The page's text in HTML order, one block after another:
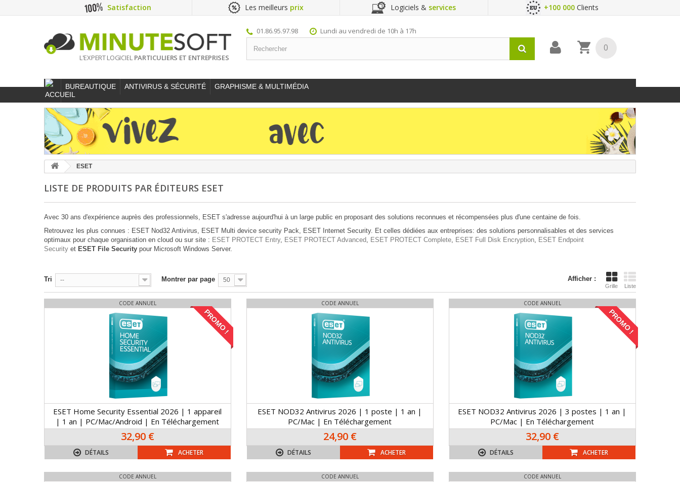
Satisfaction Les meilleurs prix Logiciels & services +100 000Clients
L'EXPERT LOGICIEL PARTICULIERS ET ENTREPRISES
01.86.95.97.98 Lundi au vendredi de 10h à 17h
0
BUREAUTIQUE ANTIVIRUS & SÉCURITÉ GRAPHISME & MULTIMÉDIA
ESET
LISTE DE PRODUITS PAR ÉDITEURS ESET
Avec 30 ans d'expérience auprès des professionnels, ESET s'adresse aujourd'hui à un large public en proposant des solutions reconnues et récompensées plus d'une centaine de fois.
Retrouvez les plus connues : ESET Nod32 Antivirus, ESET Multi device security Pack, ESET Internet Security. Et celles dédiées aux entreprises: des solutions personnalisables et des services
optimaux pour chaque organisation en cloud ou sur site : ESET PROTECT Entry, ESET PROTECT Advanced, ESET PROTECT Complete, ESET Full Disk Encryption, ESET Endpoint
Security et ESET File Security pour Microsoft Windows Server.
Afficher :
Grille Liste
Tri -- Montrer par page 50
CODE ANNUEL
PROMO !
ESET Home Security Essential 2026 | 1 appareil
| 1 an | PC/Mac/Android | En Téléchargement
32,90 €
DÉTAILS ACHETER
CODE ANNUEL
ESET NOD32 Antivirus 2026 | 1 poste | 1 an |
PC/Mac | En Téléchargement
24,90 €
DÉTAILS ACHETER
CODE ANNUEL
PROMO !
ESET NOD32 Antivirus 2026 | 3 postes | 1 an |
PC/Mac | En Téléchargement
32,90 €
DÉTAILS ACHETER
CODE ANNUEL CODE ANNUEL CODE ANNUEL